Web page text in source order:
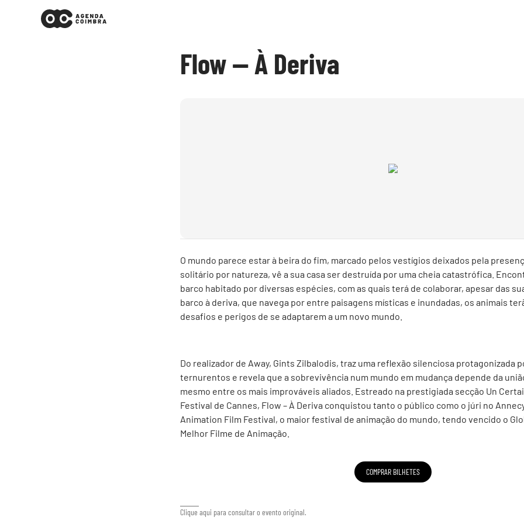
Flow — À Deriva
O mundo parece estar à beira do fim, marcado pelos vestígios deixados pela
solitário por natureza, vê a sua casa ser destruída por uma cheia catastrófica.
barco habitado por diversas espécies, com as quais terá de colaborar, apesar das
barco à deriva, que navega por entre paisagens místicas e inundadas, os animais
desafios e perigos de se adaptarem a um novo mundo.
Do realizador de Away, Gints Zilbalodis, traz uma reflexão silenciosa protagonizada
ternurentos e revela que a sobrevivência num mundo em mudança depende da
mesmo entre os mais improváveis aliados. Estreado na prestigiada secção Un
Festival de Cannes, Flow – À Deriva conquistou tanto o público como o júri no
Animation Film Festival, o maior festival de animação do mundo, tendo vencido o
Melhor Filme de Animação.
COMPRAR BILHETES
Clique aqui para consultar o evento original.